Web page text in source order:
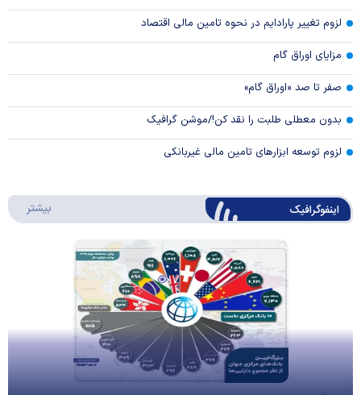
لزوم تغییر پارادایم در نحوه تامین مالی اقتصاد
مزایای اوراق گام
صفر تا صد «اوراق گام»
بدون معطلی طلبت را نقد کن!/موشن گرافیک
لزوم توسعه ابزارهای تامین مالی غیربانکی
اینفوگرافیک بیشتر